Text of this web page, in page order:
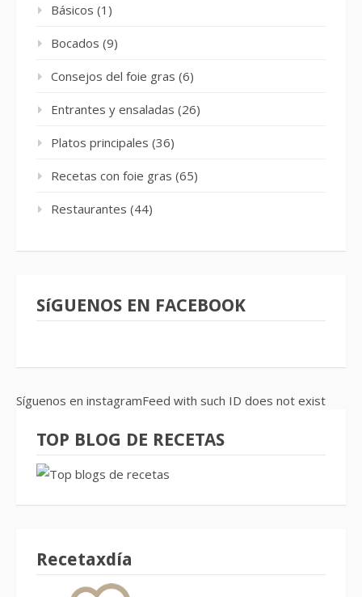
Básicos (1)
Bocados (9)
Consejos del foie gras (6)
Entrantes y ensaladas (26)
Platos principales (36)
Recetas con foie gras (65)
Restaurantes (44)
SíGUENOS EN FACEBOOK
Síguenos en instagramFeed with such ID does not exist
TOP BLOG DE RECETAS
Recetaxdía